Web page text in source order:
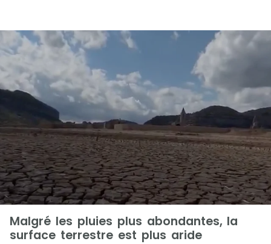
Malgré les pluies plus abondantes, la
surface terrestre est plus aride